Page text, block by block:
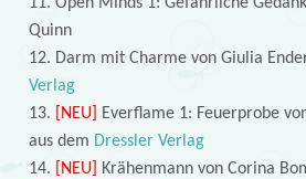
Quinn
12. Darm mit Charme von Giulia
Verlag
13.
[NEU]
Everflame 1: Feuerprobe
aus dem Dressler Verlag
14.
[NEU]
Krähenmann von Corina